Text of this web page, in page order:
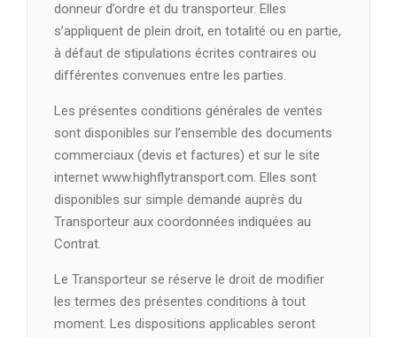
donneur d’ordre et du transporteur. Elles
s’appliquent de plein droit, en totalité ou en partie,
à défaut de stipulations écrites contraires ou
différentes convenues entre les parties.
Les présentes conditions générales de ventes
sont disponibles sur l’ensemble des documents
commerciaux (devis et factures) et sur le site
internet www.highflytransport.com. Elles sont
disponibles sur simple demande auprès du
Transporteur aux coordonnées indiquées au
Contrat.
Le Transporteur se réserve le droit de modifier
les termes des présentes conditions à tout
moment. Les dispositions applicables seront